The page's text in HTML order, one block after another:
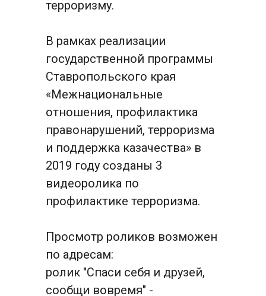
терроризму.
В рамках реализации
государственной программы
Ставропольского края
«Межнациональные
отношения, профилактика
правонарушений, терроризма
и поддержка казачества» в
2019 году созданы 3
видеоролика по
профилактике терроризма.
Просмотр роликов возможен
по адресам:
ролик "Спаси себя и друзей,
сообщи вовремя" -